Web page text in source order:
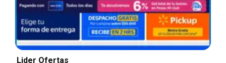
Lider Ofertas